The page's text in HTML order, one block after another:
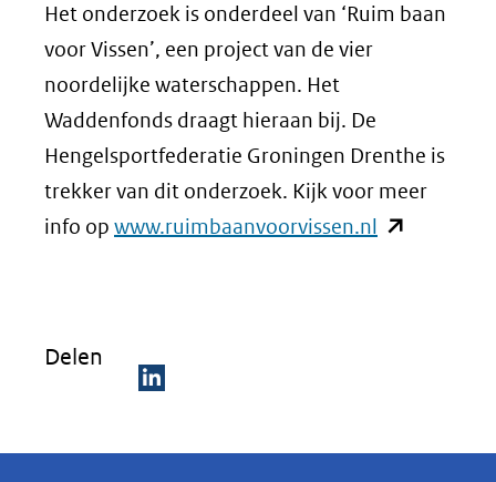
Het onderzoek is onderdeel van ‘Ruim baan
voor Vissen’, een project van de vier
noordelijke waterschappen. Het
Waddenfonds draagt hieraan bij. De
Hengelsportfederatie Groningen Drenthe is
trekker van dit onderzoek. Kijk voor meer
info op www.ruimbaanvoorvissen.nl (opent
Delen
e